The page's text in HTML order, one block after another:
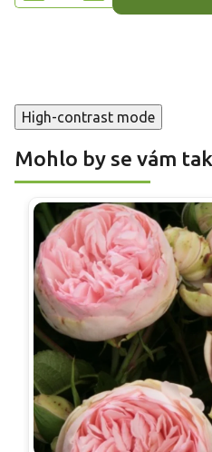
High-contrast mode
Mohlo by se vám